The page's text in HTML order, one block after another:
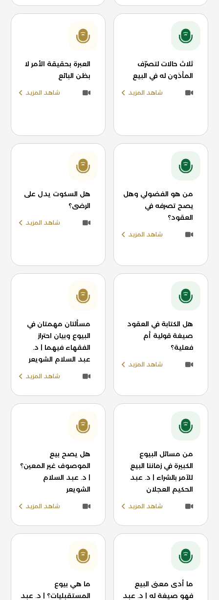
ثلاث حالات لتصرّف
المأذون له في البيع
شاهد المزيد
العبرة بحقيقة الأمر لا
بظن البائع
شاهد المزيد
من هو الفضولي وهل
يصح تصرفه في
العقود؟
شاهد المزيد
هل السكوت يدل على
الرضى؟
شاهد المزيد
هل الكتابة في العقود
صيغة قولية أم
فعلية؟
شاهد المزيد
مسألتان مهمتان في
البيوع وبيان احتراز
الفقهاء فيهما | د.
عبد السلام الشويعر
شاهد المزيد
من مسائل البيوع
الكبيرة في زماننا البيع
للآمر بالشراء | د. عبد
الحكيم العجلان
شاهد المزيد
هل يصح بيع
الموصوف غير المعين؟
| د. عبد السلام
الشويعر
شاهد المزيد
ما أدى معنى البيع
فهو صيغة له | د. عبد
ما هي بيوع
المستقبليات؟ | د. عبد